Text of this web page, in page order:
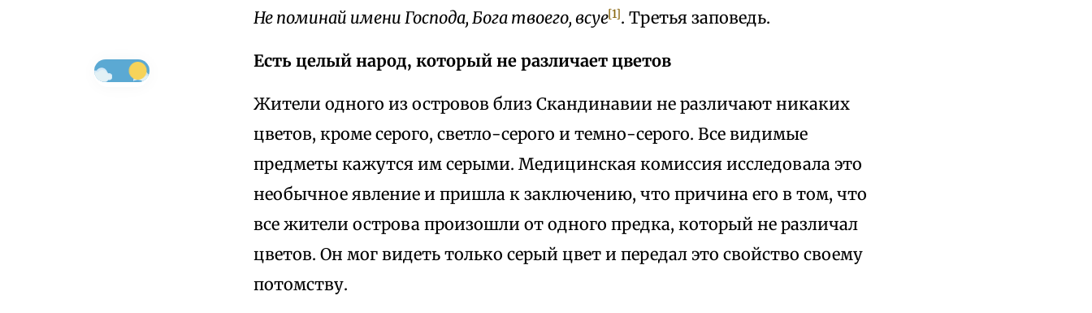
Не поминай имени Господа, Бога твоего, всуе[1]. Третья заповедь.
Есть целый народ, который не различает цветов
Жители одного из островов близ Скандинавии не различают никаких
цветов, кроме серого, светло-серого и темно-серого. Все видимые
предметы кажутся им серыми. Медицинская комиссия исследовала это
необычное явление и пришла к заключению, что причина его в том, что
все жители острова произошли от одного предка, который не различал
цветов. Он мог видеть только серый цвет и передал это свойство своему
потомству.